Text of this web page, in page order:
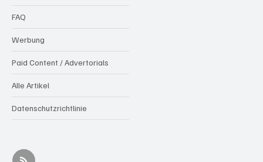
FAQ
Werbung
Paid Content / Advertorials
Alle Artikel
Datenschutzrichtlinie